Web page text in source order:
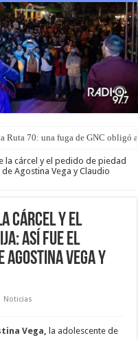
Ruta 70: una fuga de GNC obligó
nafta y prendido fuego en San
la cárcel y el pedido de piedad
Agostina Vega y Claudio
cárcel y el
así fue el
Vega y
Noticias
Vega, la adolescente de